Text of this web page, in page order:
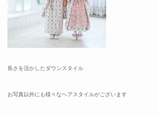
長さを活かしたダウンスタイル
お写真以外にも様々なヘアスタイルがございます